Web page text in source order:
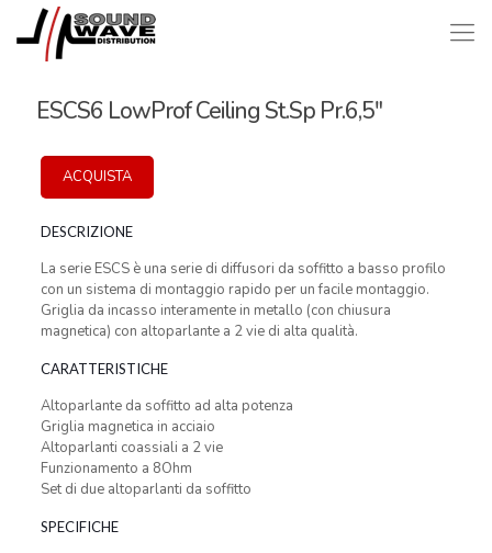
ESCS6 LowProf Ceiling St.Sp Pr.6,5″
ACQUISTA
DESCRIZIONE
La serie ESCS è una serie di diffusori da soffitto a basso profilo
con un sistema di montaggio rapido per un facile montaggio.
Griglia da incasso interamente in metallo (con chiusura
magnetica) con altoparlante a 2 vie di alta qualità.
CARATTERISTICHE
Altoparlante da soffitto ad alta potenza
Griglia magnetica in acciaio
Altoparlanti coassiali a 2 vie
Funzionamento a 8Ohm
Set di due altoparlanti da soffitto
SPECIFICHE